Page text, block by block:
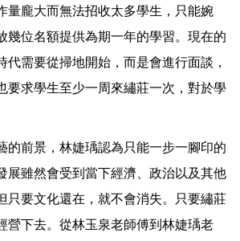
量龐大而無法招收太多學生，只能婉
幾位名額提供為期一年的學習。現在的
代需要從掃地開始，而是會進行面談，
要求學生至少一周來繡莊一次，對於學
的前景，林婕瑀認為只能一步一腳印的
展雖然會受到當下經濟、政治以及其他
只要文化還在，就不會消失。只要繡莊
營下去。從林玉泉老師傅到林婕瑀老